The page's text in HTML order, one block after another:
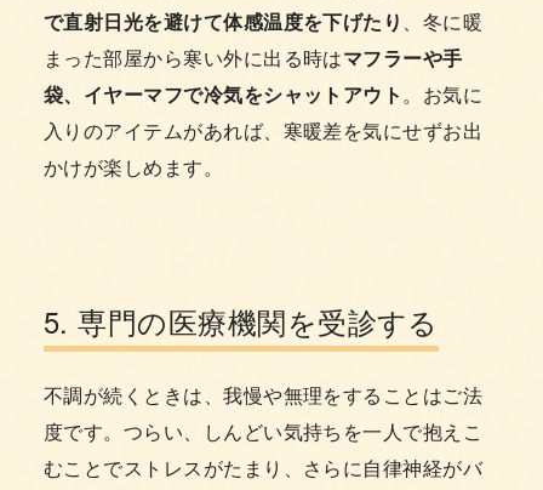
で直射日光を避けて体感温度を下げたり 、冬に暖
まった部屋から寒い外に出る時はマフラーや手
袋、イヤーマフで冷気をシャットアウト。お気に
入りのアイテムがあれば、寒暖差を気にせずお出
かけが楽しめます。
5. 専門の医療機関を受診する
不調が続くときは、我慢や無理をすることはご法
度です。つらい、しんどい気持ちを一人で抱えこ
むことでストレスがたまり、さらに自律神経がバ